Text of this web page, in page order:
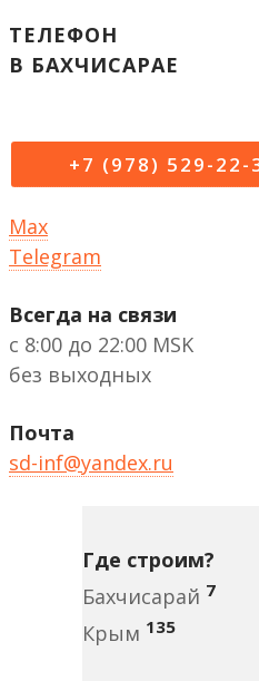
ТЕЛЕФОН
В БАХЧИСАРАЕ
+7 (978) 529-22-
Max
Telegram
Всегда на связи
с 8:00 до 22:00 MSK
без выходных
Почта
sd-inf@yandex.ru
Где строим?
Бахчисарай 7
Крым 135